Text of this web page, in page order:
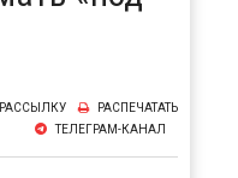
РАСПЕЧАТАТЬ
ТЕЛЕГРАМ-КАНАЛ